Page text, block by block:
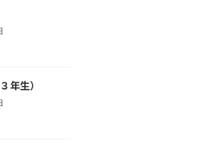
年生）